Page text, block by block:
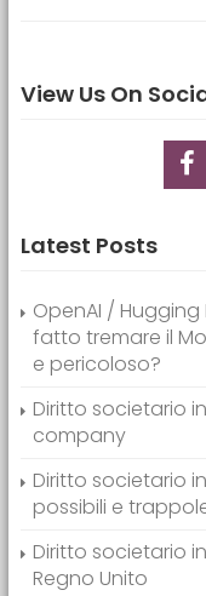
View Us On
Latest Posts
OpenAI /
fatto tremare il
e pericoloso?
Diritto societario
company
Diritto societario
possibili e
Diritto societario
Regno Unito